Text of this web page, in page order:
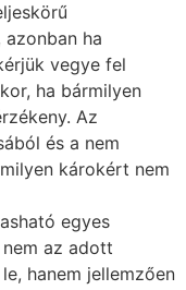
ha
vegye fel
ha bármilyen
Az
és a nem
károkért nem
egyes
az adott
hanem jellemzően